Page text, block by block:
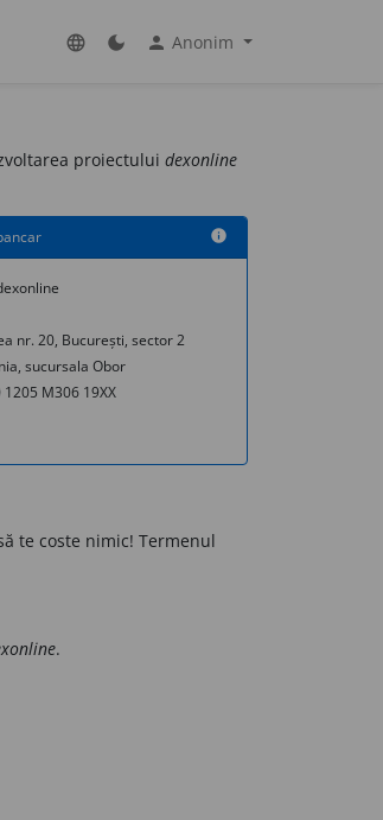
language dark_mode person Anonim
proiectului dexonline
info
nr. 20, București, sector 2
sucursala Obor
1205 M306 19XX
te coste nimic! Termenul
.